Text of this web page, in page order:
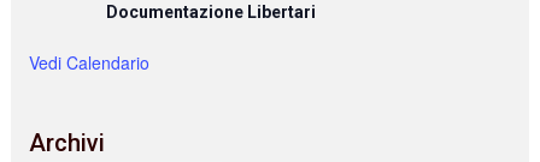
Documentazione Libertari
Vedi Calendario
Archivi